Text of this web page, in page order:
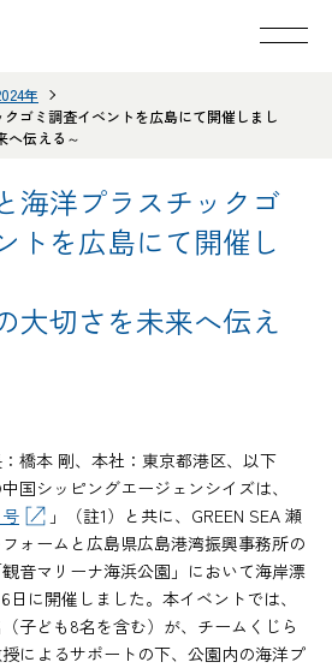
年
ゴミ調査イベントを広島にて開催しまし
へ伝える～
海洋プラスチックゴ
トを広島にて開催し
大切さを未来へ伝え
橋本 剛、本社：東京都港区、以下
国シッピングエージェンシイズは、
」（註1）と共に、GREEN SEA 瀬
ォームと広島県広島港湾振興事務所の
音マリーナ海浜公園」において海岸漂
に開催しました。本イベントでは、
子ども8名を含む）が、チームくじら
によるサポートの下、公園内の海洋プ